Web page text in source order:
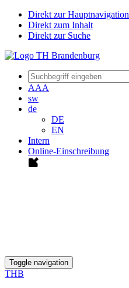
Direkt zur Hauptnavigation
Direkt zum Inhalt
Direkt zur Suche
AAA
sw
de
DE
EN
Intern
Online-Einschreibung
Toggle navigation
THB